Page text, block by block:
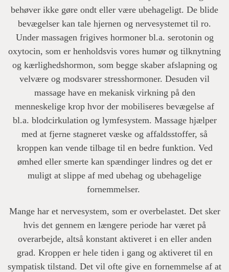
behøver ikke gøre ondt eller være ubehageligt. De blide
bevægelser kan tale hjernen og nervesystemet til ro.
Under massagen frigives hormoner bl.a. serotonin og
oxytocin, som er henholdsvis vores humør og tilknytning
og kærlighedshormon, som begge skaber afslapning og
velvære og modsvarer stresshormoner. Desuden vil
massage have en mekanisk virkning på den
menneskelige krop hvor der mobiliseres bevægelse af
bl.a. blodcirkulation og lymfesystem. Massage hjælper
med at fjerne stagneret væske og affaldsstoffer, så
kroppen kan vende tilbage til en bedre funktion. Ved
ømhed eller smerte kan spændinger lindres og det er
muligt at slippe af med ubehag og ubehagelige
fornemmelser.
Mange har et nervesystem, som er overbelastet. Det sker
hvis det gennem en længere periode har været på
overarbejde, altså konstant aktiveret i en eller anden
grad. Kroppen er hele tiden i gang og aktiveret til en
sympatisk tilstand. Det vil ofte give en fornemmelse af at